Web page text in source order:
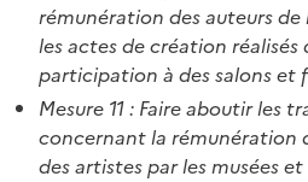
rémunération des auteurs de
les actes de création réalisés
participation à des salons et
Mesure 11 : Faire aboutir les
concernant la rémunération
des artistes par les musées et